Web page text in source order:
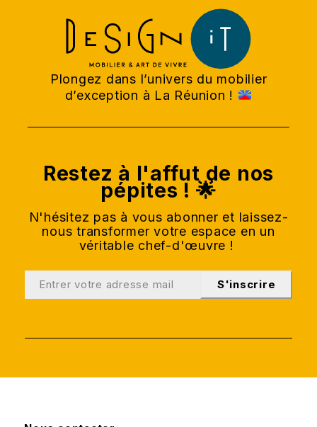
Plongez dans l’univers du mobilier
d’exception à La Réunion !
Restez à l'affut de nos
pépites ! 🌟
N'hésitez pas à vous abonner et laissez-
nous transformer votre espace en un
véritable chef-d'œuvre !
S'inscrire